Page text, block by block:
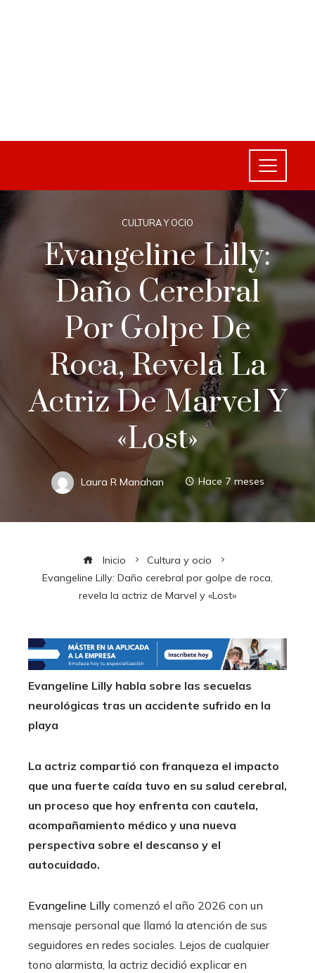
CULTURA Y OCIO
Evangeline Lilly:
Daño Cerebral
Por Golpe De
Roca, Revela La
Actriz De Marvel Y
«Lost»
Laura R Manahan Hace 7 meses
Inicio
Cultura y ocio
Evangeline Lilly: Daño cerebral por golpe de roca,
revela la actriz de Marvel y «Lost»
Evangeline Lilly habla sobre las secuelas
neurológicas tras un accidente sufrido en la
playa
La actriz compartió con franqueza el impacto
que una fuerte caída tuvo en su salud cerebral,
un proceso que hoy enfrenta con cautela,
acompañamiento médico y una nueva
perspectiva sobre el descanso y el
autocuidado.
Evangeline Lilly comenzó el año 2026 con un
mensaje personal que llamó la atención de sus
seguidores en redes sociales. Lejos de cualquier
tono alarmista, la actriz decidió explicar en